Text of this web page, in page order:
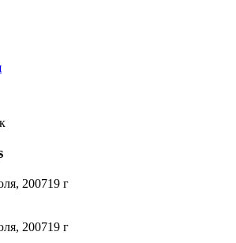
200719 г
200719 г